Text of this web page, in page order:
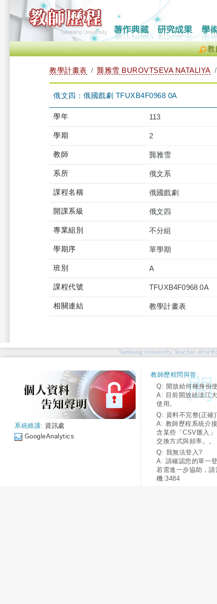
教
教學計畫表 龔雅雪 BUROVTSEVA NATALIYA
俄文四：俄國戲劇 TFUXB4F0968 0A
學年 113
學期 2
教師 龔雅雪
系所 俄文系
課程名稱 俄國戲劇
開課系級 俄文四
專業組別 不分組
學期序 單學期
班別 A
課程代號 TFUXB4F0968 0A
相關連結 教學計畫表
Tamkang University Teacher
系統維護: 資訊處
GoogleAnalytics
教師歷程問與答:
Q: 開放給何種身份
A: 目前開放給淡江
使用。
Q: 資料不完整(正確
A: 教師歷程系統介
含某些「CSV匯入
交換方式與頻率。。
Q: 我無法登入?
A: 請確認您的單一
若需進一步協助，
機:3484